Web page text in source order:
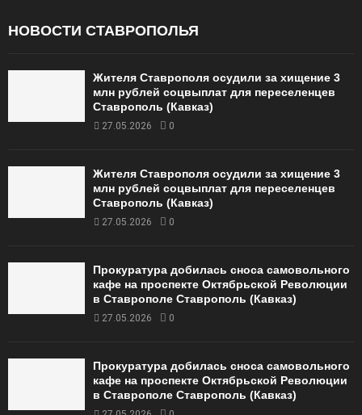
НОВОСТИ СТАВРОПОЛЬЯ
Жителя Ставрополя осудили за хищение 3
млн рублей соцвыплат для переселенцев
Ставрополь (Кавказ)
27.05.2026 0
Жителя Ставрополя осудили за хищение 3
млн рублей соцвыплат для переселенцев
Ставрополь (Кавказ)
27.05.2026 0
Прокуратура добилась сноса самовольного
кафе на проспекте Октябрьской Революции
в Ставрополе Ставрополь (Кавказ)
27.05.2026 0
Прокуратура добилась сноса самовольного
кафе на проспекте Октябрьской Революции
в Ставрополе Ставрополь (Кавказ)